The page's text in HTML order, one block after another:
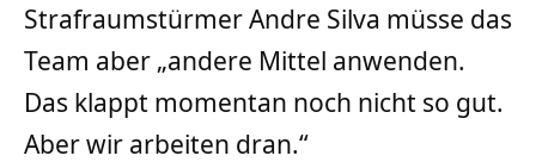
Strafraumstürmer Andre Silva müsse das
Team aber „andere Mittel anwenden.
Das klappt momentan noch nicht so gut.
Aber wir arbeiten dran.“